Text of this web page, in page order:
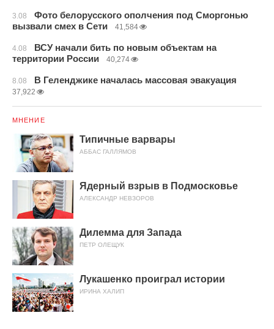
3.08
Фото белорусского ополчения под Сморгонью
вызвали смех в Сети
41,584
4.08
ВСУ начали бить по новым объектам на
территории России
40,274
8.08 В Геленджике началась массовая эвакуация
37,922
МНЕНИЕ
Типичные варвары
АББАС ГАЛЛЯМОВ
Ядерный взрыв в Подмосковье
АЛЕКСАНДР НЕВЗОРОВ
Дилемма для Запада
ПЕТР ОЛЕЩУК
Лукашенко проиграл истории
ИРИНА ХАЛИП